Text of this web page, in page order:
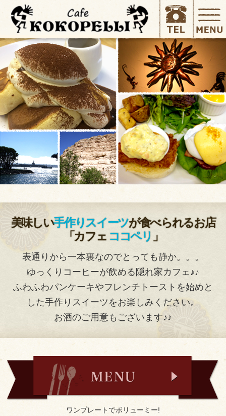
美味しい手作りスイーツが食べられるお店
「カフェ ココペリ 」
表通りから一本裏なのでとっても静か。。。
ゆっくりコーヒーが飲める隠れ家カフェ♪♪
ふわふわパンケーキやフレンチトーストを始めと
した手作りスイーツをお楽しみください。
お酒のご用意もございます♪♪
ワンプレートでボリューミー!